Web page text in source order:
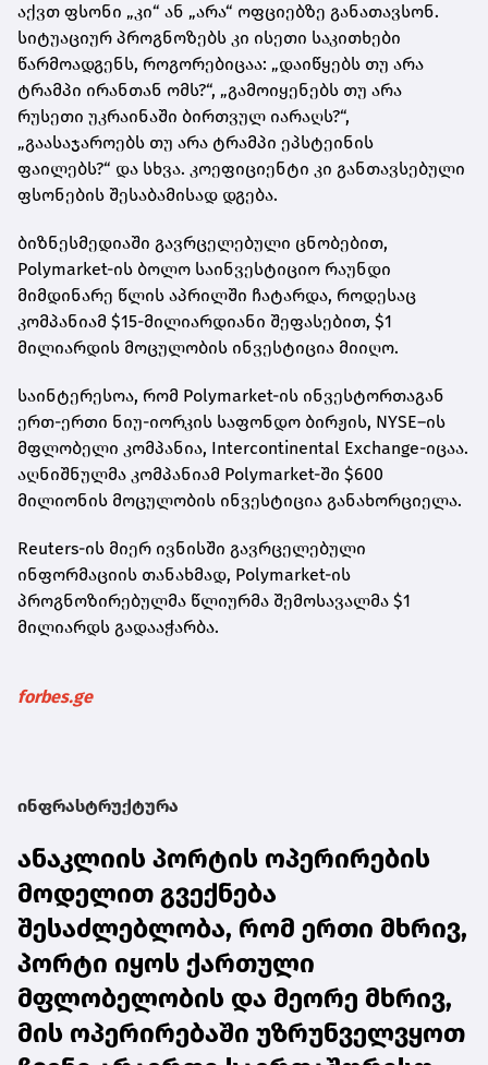
აქვთ ფსონი „კი“ ან „არა“ ოფციებზე განათავსონ.
სიტუაციურ პროგნოზებს კი ისეთი საკითხები
წარმოადგენს, როგორებიცაა: „დაიწყებს თუ არა
ტრამპი ირანთან ომს?“, „გამოიყენებს თუ არა
რუსეთი უკრაინაში ბირთვულ იარაღს?“,
„გაასაჯაროებს თუ არა ტრამპი ეპსტეინის
ფაილებს?“ და სხვა. კოეფიციენტი კი განთავსებული
ფსონების შესაბამისად დგება.
ბიზნესმედიაში გავრცელებული ცნობებით,
Polymarket-ის ბოლო საინვესტიციო რაუნდი
მიმდინარე წლის აპრილში ჩატარდა, როდესაც
კომპანიამ $15-მილიარდიანი შეფასებით, $1
მილიარდის მოცულობის ინვესტიცია მიიღო.
საინტერესოა, რომ Polymarket-ის ინვესტორთაგან
ერთ-ერთი ნიუ-იორკის საფონდო ბირჟის, NYSE–ის
მფლობელი კომპანია, Intercontinental Exchange-იცაა.
აღნიშნულმა კომპანიამ Polymarket-ში $600
მილიონის მოცულობის ინვესტიცია განახორციელა.
Reuters-ის მიერ ივნისში გავრცელებული
ინფორმაციის თანახმად, Polymarket-ის
პროგნოზირებულმა წლიურმა შემოსავალმა $1
მილიარდს გადააჭარბა.
forbes.ge
ინფრასტრუქტურა
ანაკლიის პორტის ოპერირების
მოდელით გვექნება
შესაძლებლობა, რომ ერთი მხრივ,
პორტი იყოს ქართული
მფლობელობის და მეორე მხრივ,
მის ოპერირებაში უზრუნველვყოთ